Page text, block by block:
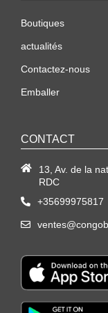
Boutiques
actualités
Contactez-nous
Emballer
CONTACT
13, Av. de la
RDC
+35699975817